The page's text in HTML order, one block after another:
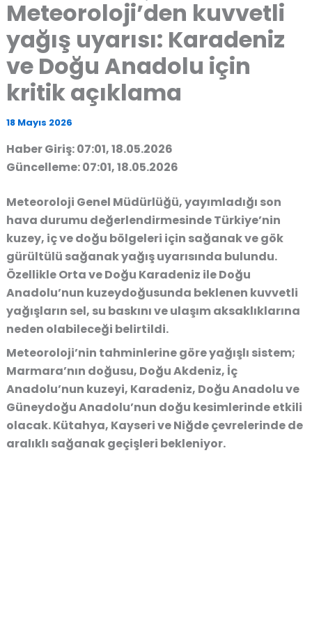
Meteoroloji’den kuvvetli
yağış uyarısı: Karadeniz
ve Doğu Anadolu için
kritik açıklama
18 Mayıs 2026
Haber Giriş: 07:01, 18.05.2026
Güncelleme: 07:01, 18.05.2026
Meteoroloji Genel Müdürlüğü, yayımladığı son
hava durumu değerlendirmesinde Türkiye’nin
kuzey, iç ve doğu bölgeleri için sağanak ve gök
gürültülü sağanak yağış uyarısında bulundu.
Özellikle Orta ve Doğu Karadeniz ile Doğu
Anadolu’nun kuzeydoğusunda beklenen kuvvetli
yağışların sel, su baskını ve ulaşım aksaklıklarına
neden olabileceği belirtildi.
Meteoroloji’nin tahminlerine göre yağışlı sistem;
Marmara’nın doğusu, Doğu Akdeniz, İç
Anadolu’nun kuzeyi, Karadeniz, Doğu Anadolu ve
Güneydoğu Anadolu’nun doğu kesimlerinde etkili
olacak. Kütahya, Kayseri ve Niğde çevrelerinde de
aralıklı sağanak geçişleri bekleniyor.